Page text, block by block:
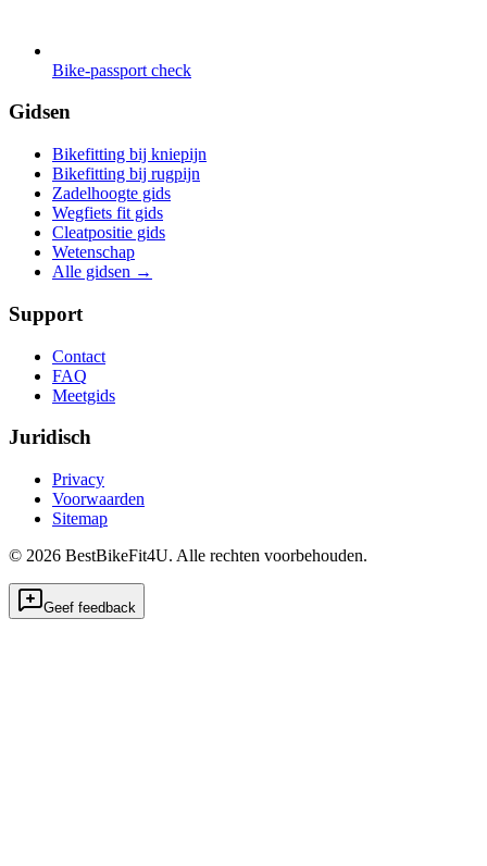
Bike-passport check
Gidsen
Bikefitting bij kniepijn
Bikefitting bij rugpijn
Zadelhoogte gids
Wegfiets fit gids
Cleatpositie gids
Wetenschap
Alle gidsen →
Support
Contact
FAQ
Meetgids
Juridisch
Privacy
Voorwaarden
Sitemap
© 2026 BestBikeFit4U. Alle rechten voorbehouden.
Geef feedback